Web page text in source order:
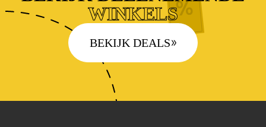
WINKELS
BEKIJK DEALS